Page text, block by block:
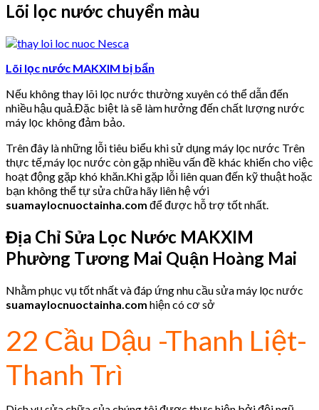
Lõi lọc nước chuyển màu
Lõi lọc nước MAKXIM bị bẩn
Nếu không thay lõi lọc nước thường xuyên có thể dẫn đến
nhiều hậu quả.Đặc biệt là sẽ làm hưởng đến chất lượng nước
máy lọc không đảm bảo.
Trên đây là những lỗi tiêu biểu khi sử dụng máy lọc nước Trên
thực tế,máy lọc nước còn gặp nhiều vấn đề khác khiến cho việc
hoạt động gặp khó khăn.Khi gặp lỗi liên quan đến kỹ thuật hoặc
bạn không thể tự sửa chữa hãy liên hệ với
suamaylocnuoctainha.com để được hỗ trợ tốt nhất.
Địa Chỉ Sửa Lọc Nước MAKXIM
Phường Tương Mai Quận Hoàng Mai
Nhằm phục vụ tốt nhất và đáp ứng nhu cầu sửa máy lọc nước
suamaylocnuoctainha.com hiện có cơ sở
22 Cầu Dậu -Thanh Liệt-
Thanh Trì